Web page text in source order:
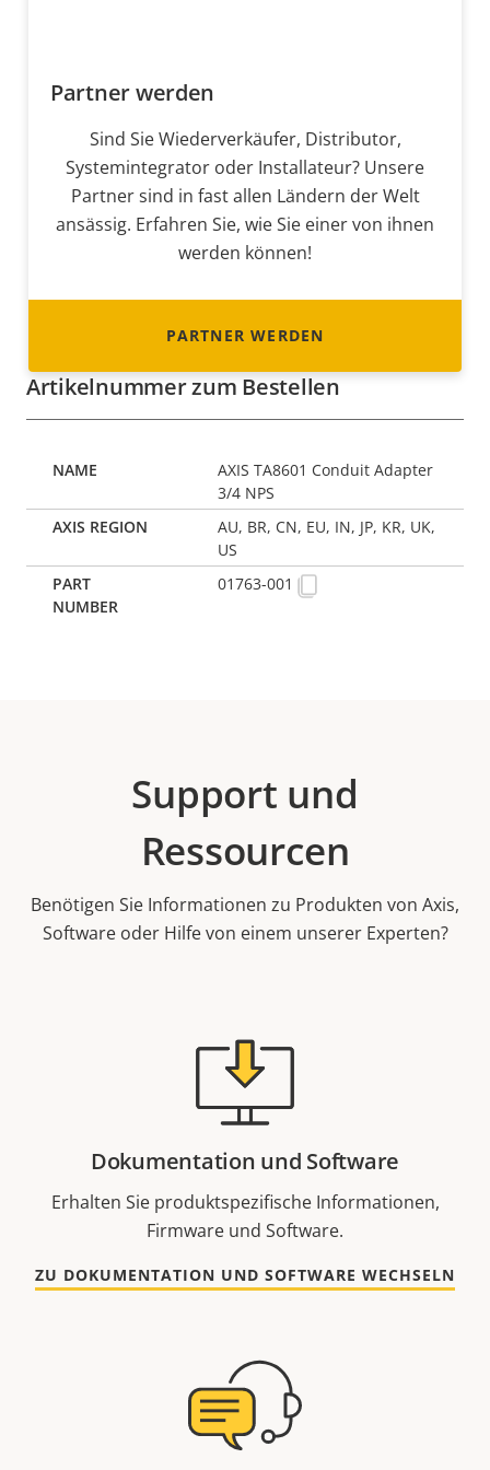
Partner werden
Sind Sie Wiederverkäufer, Distributor,
Systemintegrator oder Installateur? Unsere
Partner sind in fast allen Ländern der Welt
ansässig. Erfahren Sie, wie Sie einer von ihnen
werden können!
PARTNER WERDEN
Artikelnummer zum Bestellen
AXIS TA8601 Conduit Adapter
3/4 NPS
AU, BR, CN, EU, IN, JP, KR, UK,
US
01763-001
Support und
Ressourcen
Benötigen Sie Informationen zu Produkten von Axis,
Software oder Hilfe von einem unserer Experten?
Dokumentation und Software
Erhalten Sie produktspezifische Informationen,
Firmware und Software.
ZU DOKUMENTATION UND SOFTWARE WECHSELN